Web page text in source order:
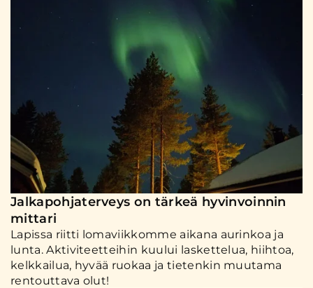
Jalkapohjaterveys on tärkeä hyvinvoinnin
mittari
Lapissa riitti lomaviikkomme aikana aurinkoa ja
lunta. Aktiviteetteihin kuului laskettelua, hiihtoa,
kelkkailua, hyvää ruokaa ja tietenkin muutama
rentouttava olut!